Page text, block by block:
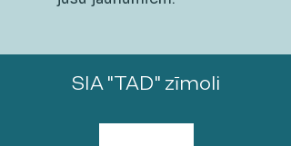
SIA "TAD" zīmoli